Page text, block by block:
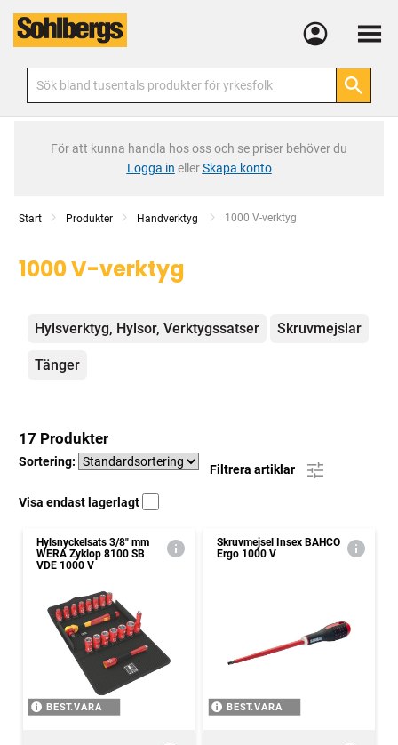
Meny
För att kunna handla hos oss och se priser behöver du
Logga in ellerSkapa konto
Start Produkter Handverktyg Current:
1000 V-verktyg
1000 V-verktyg
Kategorier
Hylsverktyg, Hylsor, Verktygssatser Skruvmejslar
Tänger
17 Produkter
Sortering:
Filtrera artiklar
Visa endast lagerlagt
Hylsnyckelsats 3/8" mm
WERA Zyklop 8100 SB
VDE 1000 V
BEST.VARA
Skruvmejsel Insex BAHCO
Ergo 1000 V
BEST.VARA